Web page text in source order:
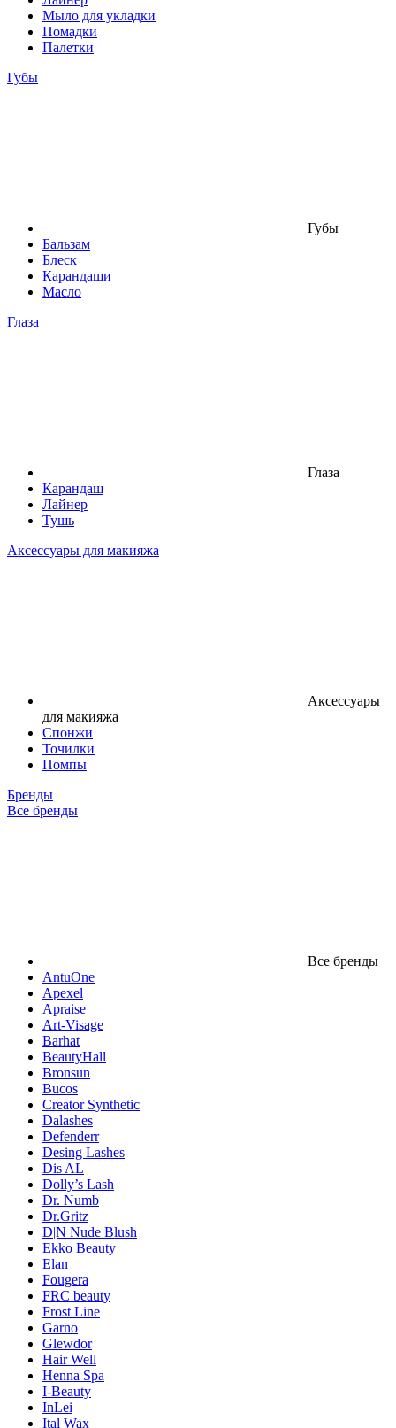
Мыло для укладки
Помадки
Палетки
Губы
Губы
Бальзам
Блеск
Карандаши
Масло
Глаза
Глаза
Карандаш
Лайнер
Тушь
Аксессуары для макияжа
Аксессуары
для макияжа
Спонжи
Точилки
Помпы
Бренды
Все бренды
Все бренды
AntuOne
Apexel
Apraise
Art-Visage
Barhat
BeautyHall
Bronsun
Bucos
Creator Synthetic
Dalashes
Defenderr
Desing Lashes
Dis AL
Dolly’s Lash
Dr. Numb
Dr.Gritz
D|N Nude Blush
Ekko Beauty
Elan
Fougera
FRC beauty
Frost Line
Garno
Glewdor
Hair Well
Henna Spa
I-Beauty
InLei
Ital Wax